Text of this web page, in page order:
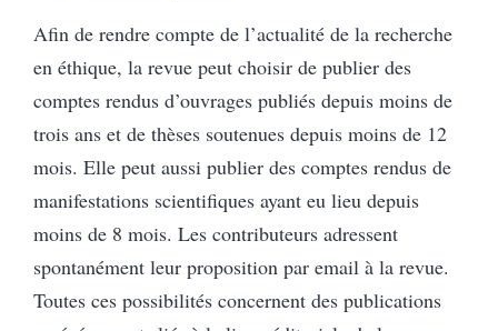
Afin de rendre compte de l’actualité de la recherche
en éthique, la revue peut choisir de publier des
comptes rendus d’ouvrages publiés depuis moins de
trois ans et de thèses soutenues depuis moins de 12
mois. Elle peut aussi publier des comptes rendus de
manifestations scientifiques ayant eu lieu depuis
moins de 8 mois. Les contributeurs adressent
spontanément leur proposition par email à la revue.
Toutes ces possibilités concernent des publications